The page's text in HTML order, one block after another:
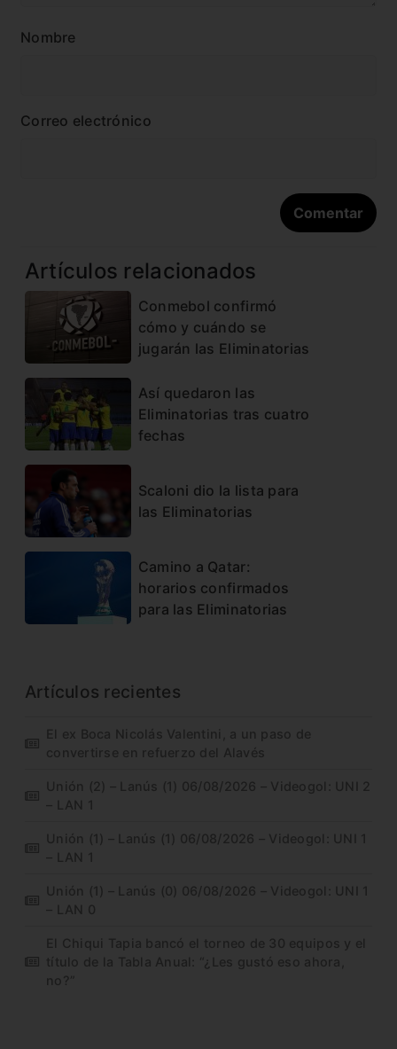
Nombre
Correo electrónico
Artículos relacionados
Conmebol confirmó
cómo y cuándo se
jugarán las Eliminatorias
Así quedaron las
Eliminatorias tras cuatro
fechas
Scaloni dio la lista para
las Eliminatorias
Camino a Qatar:
horarios confirmados
para las Eliminatorias
Artículos recientes
El ex Boca Nicolás Valentini, a un paso de
convertirse en refuerzo del Alavés
Unión (2) – Lanús (1) 06/08/2026 – Videogol: UNI 2
– LAN 1
Unión (1) – Lanús (1) 06/08/2026 – Videogol: UNI 1
– LAN 1
Unión (1) – Lanús (0) 06/08/2026 – Videogol: UNI 1
– LAN 0
El Chiqui Tapia bancó el torneo de 30 equipos y el
título de la Tabla Anual: “¿Les gustó eso ahora,
no?”